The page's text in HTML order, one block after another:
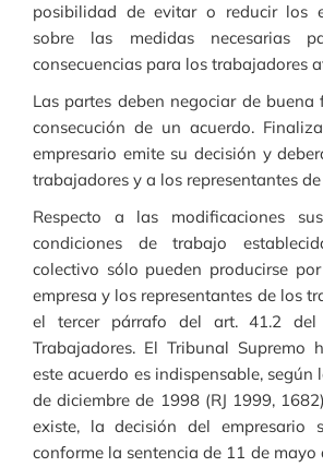
posibilidad de evitar o reducir los
sobre las medidas necesarias
consecuencias para los trabajadores
Las partes deben negociar de buena
consecución de un acuerdo.
empresario emite su decisión y
trabajadores y a los representantes
Respecto a las modificaciones
condiciones de trabajo
colectivo sólo pueden producirse
empresa y los representantes de los
el tercer párrafo del art. 41.2
Trabajadores. El Tribunal Supremo
este acuerdo es indispensable, según
de diciembre de 1998 (RJ 1999,
existe, la decisión del empresario
conforme la sentencia de 11 de mayo